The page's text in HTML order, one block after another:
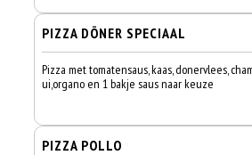
PIZZA DÖNER SPECIAAL
Pizza met tomatensaus, kaas, donervlees,
ui,organo en 1 bakje saus naar keuze
PIZZA POLLO